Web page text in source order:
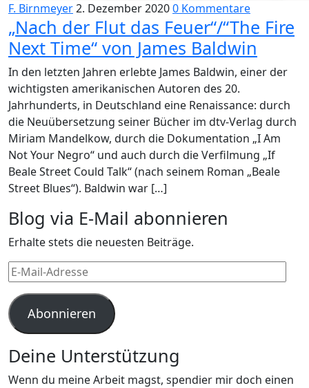
F. Birnmeyer2. Dezember 20200 Kommentare
„Nach der Flut das Feuer“/“The Fire
Next Time“ von James Baldwin
In den letzten Jahren erlebte James Baldwin, einer der
wichtigsten amerikanischen Autoren des 20.
Jahrhunderts, in Deutschland eine Renaissance: durch
die Neuübersetzung seiner Bücher im dtv-Verlag durch
Miriam Mandelkow, durch die Dokumentation „I Am
Not Your Negro“ und auch durch die Verfilmung „If
Beale Street Could Talk“ (nach seinem Roman „Beale
Street Blues“). Baldwin war […]
Blog via E-Mail abonnieren
Erhalte stets die neuesten Beiträge.
E-
Mail-
Adresse
Abonnieren
Deine Unterstützung
Wenn du meine Arbeit magst, spendier mir doch einen